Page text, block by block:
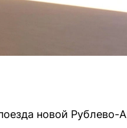
новой Рублево-